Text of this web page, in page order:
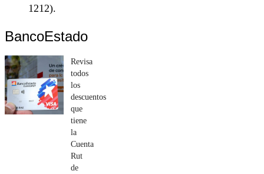
1212).
BancoEstado
Revisa
todos
los
descuentos
que
tiene
la
Cuenta
Rut
de